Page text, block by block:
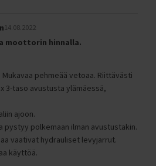
14.08.2022
moottorin hinnalla.
pehmeää vetoaa. Riittävästi
3-taso avustusta ylämäessä,
ajoon.
pystyy polkemaan ilman avustustakin.
vaativat hydrauliset levyjarrut.
käyttöä.